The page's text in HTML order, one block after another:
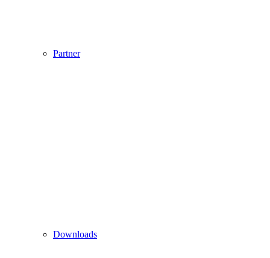
Partner
Downloads